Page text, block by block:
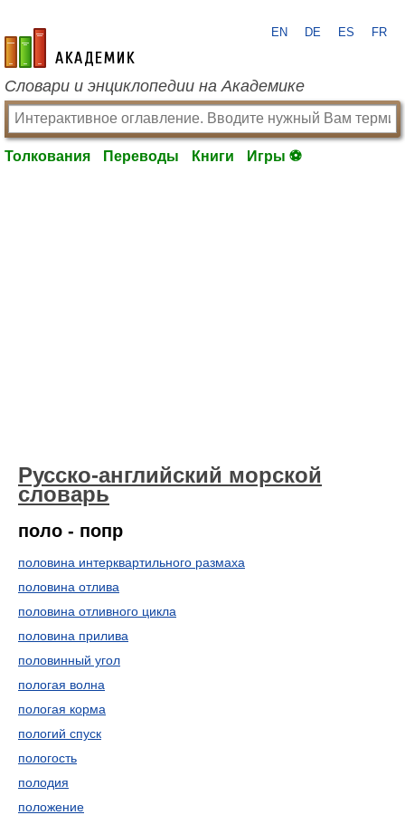
academic.ru
EN DE ES FR
Словари и энциклопедии на Академике
Толкования Переводы Книги Игры ⚽
Русско-английский морской
словарь
поло - попр
половина интерквартильного размаха
половина отлива
половина отливного цикла
половина прилива
половинный угол
пологая волна
пологая корма
пологий спуск
пологость
полодия
положение